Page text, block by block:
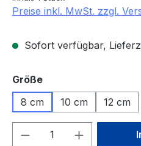
Preise inkl. MwSt. zzgl.
Sofort verfügbar,
Größeauswählen
8 cm
10 cm 12 cm
Produkt Anzahl: